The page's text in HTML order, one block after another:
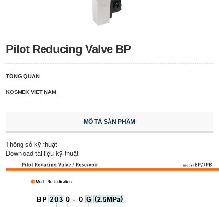
Pilot Reducing Valve BP
TỔNG QUAN
KOSMEK VIET NAM
MÔ TẢ SẢN PHẨM
Thông số kỹ thuật
Download tài liệu kỹ thuật